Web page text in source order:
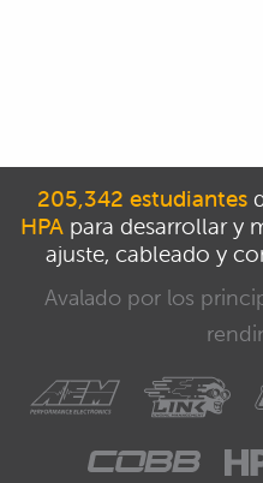
205,342 estudiantes
HPA para desarrollar y
ajuste, cableado y
Avalado por los